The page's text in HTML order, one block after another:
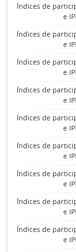
Índices de
e
Índices de
e
Índices de
e
Índices de
e
Índices de
e
Índices de
e
Índices de
e
Índices de
e
Índices de
e